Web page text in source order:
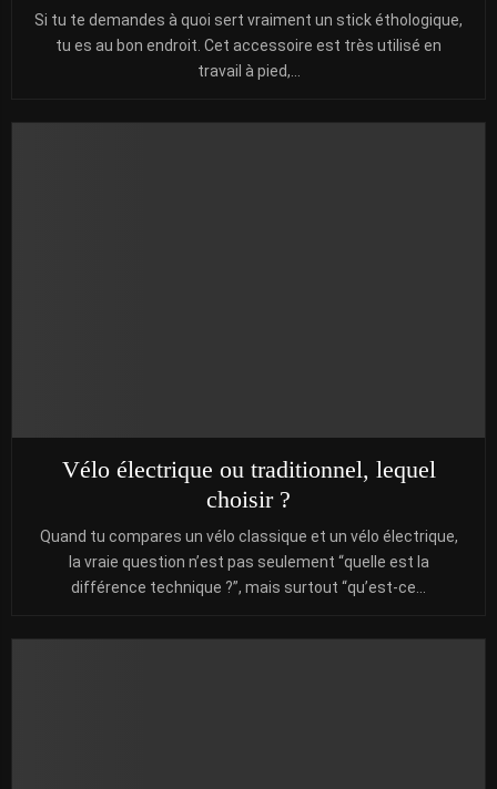
Si tu te demandes à quoi sert vraiment un stick éthologique,
tu es au bon endroit. Cet accessoire est très utilisé en
travail à pied,...
Vélo électrique ou traditionnel, lequel
choisir ?
Quand tu compares un vélo classique et un vélo électrique,
la vraie question n’est pas seulement “quelle est la
différence technique ?”, mais surtout “qu’est-ce...